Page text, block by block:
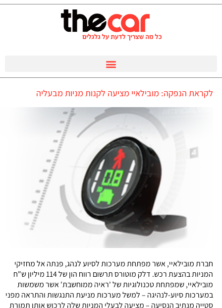
לקראת הנפקה: מובילאיי מציעה לקנות מניות מבעליה
חברת מובילאיי, אשר מפתחת מערכות לסיוע לנהג, פנתה אל מחזיקי
המניות בהצעת רכש. דלק מוטורס תרשום רווח הון של 114 מיליון ש"ח
מובילאיי, שמפתחת טכנולוגיות של 'ראיה ממוחשבת' אשר משמשות
במערכות סיוע-לנהיגה – למשל מערכות מניעת התנגשות והתראה מפני
סטייה מנתיב הנסיעה – מציעה לבעלי המניות שלה לרכוש אותן תמורת